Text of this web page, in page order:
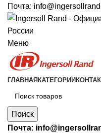
Почта:
Меню
ГЛАВНАЯ КАТЕГОРИИ
Поиск
Почта: